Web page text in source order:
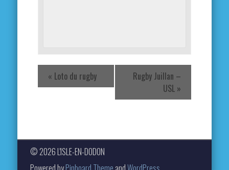
« Loto du rugby
Rugby Juillan –
USL »
© 2026 L'ISLE-EN-DODON